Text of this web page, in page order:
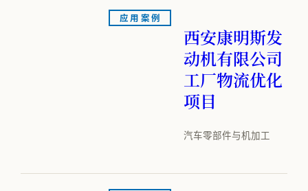
应用案例
西安康明斯发
动机有限公司
工厂物流优化
项目
汽车零部件与机加工